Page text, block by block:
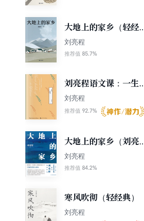
大地上的家乡（轻经
典）
刘亮程
推荐值 85.7%
刘亮程语文课：一生的
麦地
刘亮程
推荐值 92.7%
大地上的家乡（刘亮程
作品）
刘亮程
推荐值 84.2%
寒风吹彻（轻经典）
刘亮程